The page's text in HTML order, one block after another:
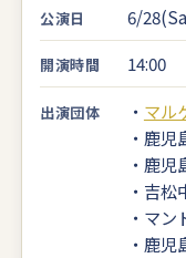
公演日 6/
開演時間 14:00
出演団体 ・ マル
・鹿
・鹿
・吉
・マ
・鹿